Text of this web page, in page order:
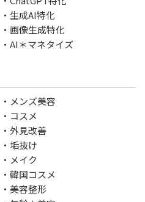
・生成AI特化
・画像生成特化
・AI＊マネタイズ
・メンズ美容
・コスメ
・外見改善
・垢抜け
・メイク
・韓国コスメ
・美容整形